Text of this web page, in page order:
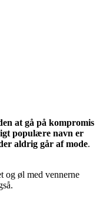
at gå på kompromis
populære navn er
aldrig går af mode.
og øl med vennerne